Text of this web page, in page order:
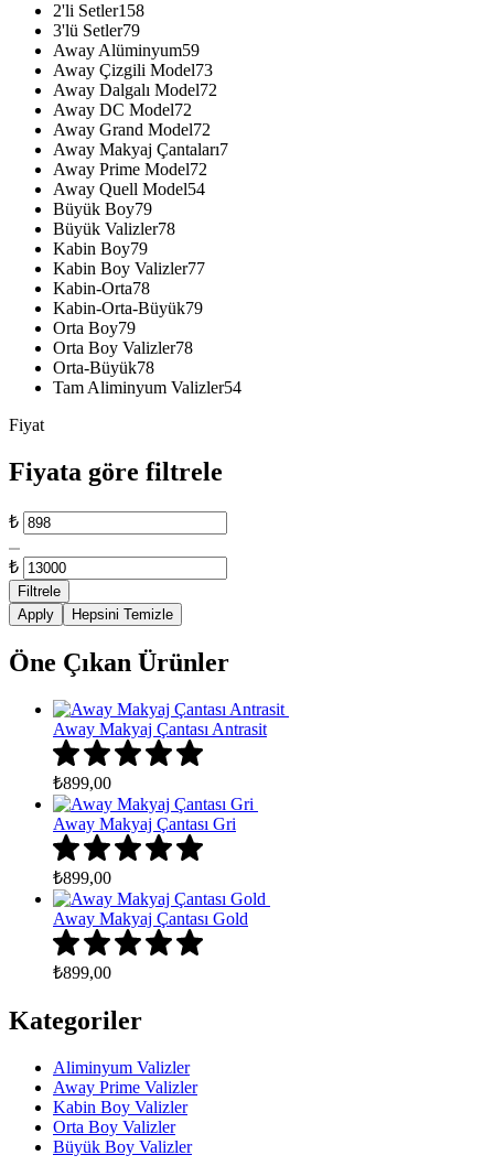
2'li Setler158
3'lü Setler79
Away Alüminyum59
Away Çizgili Model73
Away Dalgalı Model72
Away DC Model72
Away Grand Model72
Away Makyaj Çantaları7
Away Prime Model72
Away Quell Model54
Büyük Boy79
Büyük Valizler78
Kabin Boy79
Kabin Boy Valizler77
Kabin-Orta78
Kabin-Orta-Büyük79
Orta Boy79
Orta Boy Valizler78
Orta-Büyük78
Tam Aliminyum Valizler54
Fiyat
Fiyata göre filtrele
En
düşük
fiyat
₺
yüksek
fiyat
₺
Filtrele
Apply
Hepsini Temizle
Öne Çıkan Ürünler
Away Makyaj Çantası Antrasit
₺899,00
Away Makyaj Çantası Gri
₺899,00
Away Makyaj Çantası Gold
₺899,00
Kategoriler
Aliminyum Valizler
Away Prime Valizler
Kabin Boy Valizler
Orta Boy Valizler
Büyük Boy Valizler